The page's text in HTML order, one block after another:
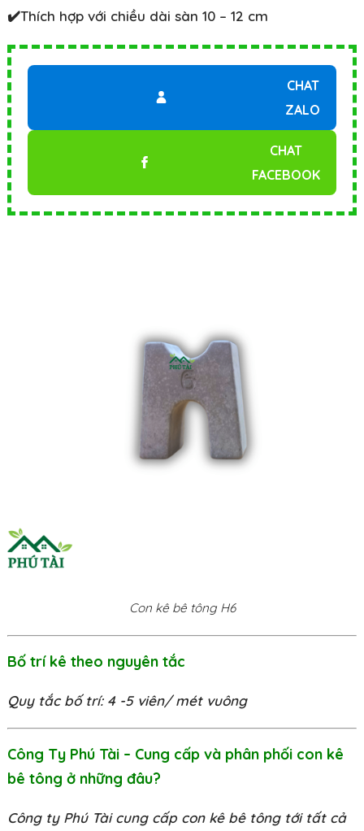
✔️Thích hợp với chiều dài sàn 10 – 12 cm
CHAT
ZALO
CHAT
FACEBOOK
Con kê bê tông H6
Bố trí kê theo nguyên tắc
Quy tắc bố trí: 4 -5 viên/ mét vuông
Công Ty Phú Tài – Cung cấp và phân phối con kê
bê tông ở những đâu?
Công ty Phú Tài cung cấp con kê bê tông tới tất cả